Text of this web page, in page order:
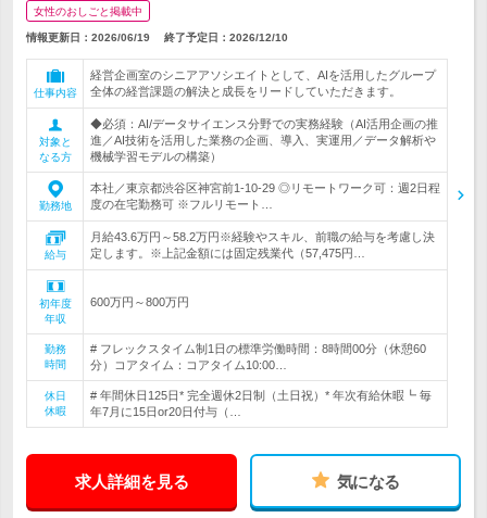
女性のおしごと掲載中
情報更新日：2026/06/19 終了予定日： 2026/12/10
仕事内容
経営企画室のシニアアソシエイトとして、AIを活用したグループ
全体の経営課題の解決と成長をリードしていただきます。
対象と
なる方
◆必須：AI/データサイエンス分野での実務経験（AI活用企画の推
進／AI技術を活用した業務の企画、導入、実運用／データ解析や
機械学習モデルの構築）
勤務地
本社／東京都渋谷区神宮前1-10-29 ◎リモートワーク可：週2日程
度の在宅勤務可 ※フルリモート…
給与
月給43.6万円～58.2万円※経験やスキル、前職の給与を考慮し決
定します。※上記金額には固定残業代（57,475円…
初年度
年収
600万円～800万円
勤務
時間
# フレックスタイム制1日の標準労働時間：8時間00分（休憩60
分）コアタイム：コアタイム10:00…
休日
休暇
# 年間休日125日* 完全週休2日制（土日祝）* 年次有給休暇┗ 毎
年7月に15日or20日付与（…
求人詳細を見る 気になる